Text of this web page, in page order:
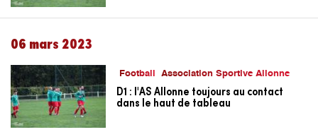
06 mars 2023
Football Association Sportive Allonne
D1 : l'AS Allonne toujours au contact
dans le haut de tableau